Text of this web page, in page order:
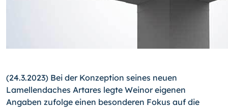
(24.3.2023) Bei der Konzeption seines neuen
Lamellendaches Artares legte Weinor eigenen
Angaben zufolge einen besonderen Fokus auf die